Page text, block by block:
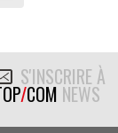
S'INSCRIRE À
/COM NEWS